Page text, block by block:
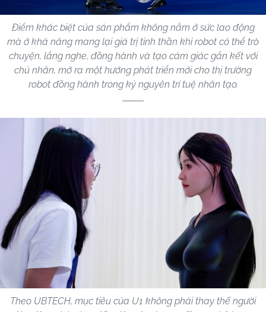
Điểm khác biệt của sản phẩm không nằm ở sức lao động
mà ở khả năng mang lại giá trị tinh thần khi robot có thể trò
chuyện, lắng nghe, đồng hành và tạo cảm giác gắn kết với
chủ nhân, mở ra một hướng phát triển mới cho thị trường
robot đồng hành trong kỷ nguyên trí tuệ nhân tạo.
Theo UBTECH, mục tiêu của U1 không phải thay thế người